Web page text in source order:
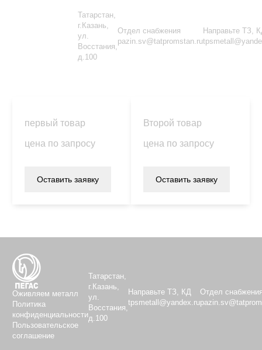
Татарстан,
г.Казань,
ул.
Восстания,
д.100
Отдел снабжения
pazin.sv@tatpromstan.ru
Направьте ТЗ,
первый товар
цена по запросу
Оставить заявку
Второй товар
цена по запросу
Оставить заявку
Оживляем металл
Политика
конфиденциальности
Пользовательское
соглашение
Татарстан,
г.Казань,
ул.
Восстания,
д.100
Направьте ТЗ, КД
tpsmetall@yandex.ru
Отдел